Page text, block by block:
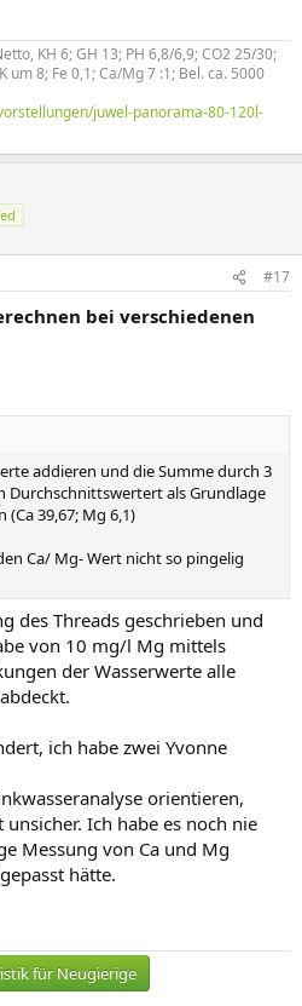
KH 6; GH 13; PH 6,8/6,9; CO2 25/30;
um 8; Fe 0,1; Ca/Mg 7 :1; Bel. ca. 5000
juwel-panorama-80-120l-
#17
bei verschiedenen
addieren und die Summe durch 3
Durchschnittswertert als Grundlage
39,67; Mg 6,1)
Ca/ Mg- Wert nicht so pingelig
des Threads geschrieben und
von 10 mg/l Mg mittels
der Wasserwerte alle
ich habe zwei Yvonne
orientieren,
Ich habe es noch nie
Messung von Ca und Mg
hätte.
für Neugierige